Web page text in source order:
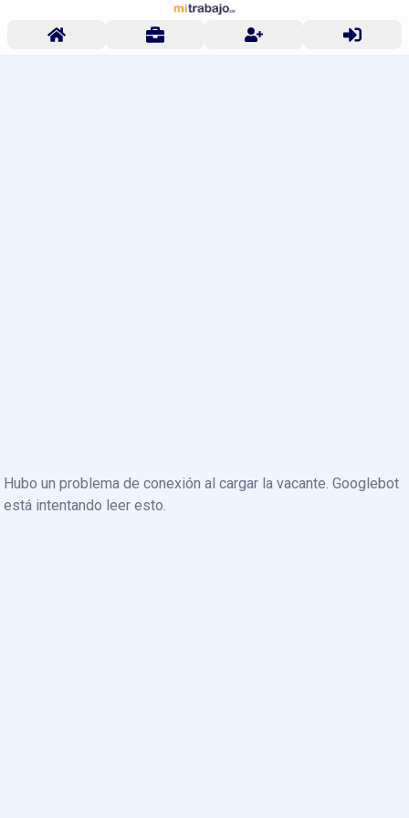
Hubo un problema de conexión al cargar la vacante. Googlebot
está intentando leer esto.